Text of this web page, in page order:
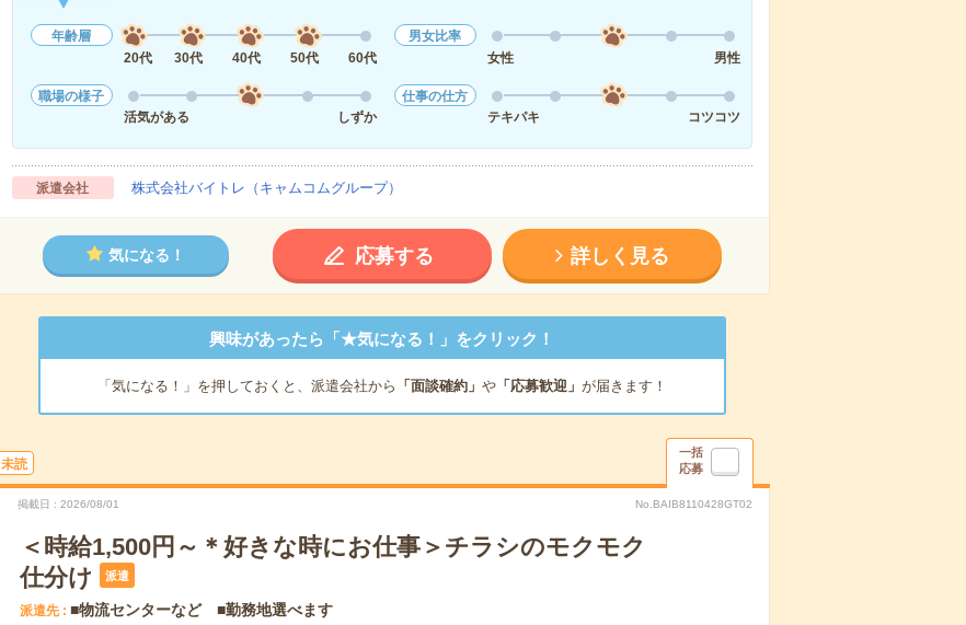
年齢層
20代
30代 40代 50代 60代
男女比率
女性
男性
職場の様子
活気がある
しずか
仕事の仕方
テキパキ
コツコツ
派遣会社 株式会社バイトレ（キャムコムグループ）
気になる！ 応募する 詳しく見る
興味があったら「★気になる！」をクリック！
「気になる！」を押しておくと、派遣会社から 「面談確約」 や「応募歓迎」 が届きます！
未読
一括
応募
掲載日 2026/08/01 No.BAIB8110428GT02
＜時給1,500円～＊好きな時にお仕事＞チラシのモクモク
仕分け
派遣
派遣先 ■物流センターなど ■勤務地選べます